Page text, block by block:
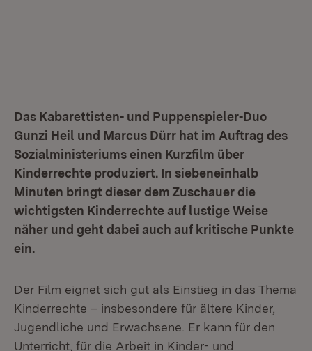
Das Kabarettisten- und Puppenspieler-Duo
Gunzi Heil und Marcus Dürr hat im Auftrag des
Sozialministeriums einen Kurzfilm über
Kinderrechte produziert. In siebeneinhalb
Minuten bringt dieser dem Zuschauer die
wichtigsten Kinderrechte auf lustige Weise
näher und geht dabei auch auf kritische Punkte
ein.
Der Film eignet sich gut als Einstieg in das Thema
Kinderrechte – insbesondere für ältere Kinder,
Jugendliche und Erwachsene. Er kann für den
Unterricht, für die Arbeit in Kinder- und